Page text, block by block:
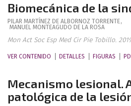
Biomecánica de la
PILAR MARTÍNEZ DE ALBORNOZ TORRENTE,
MANUEL MONTEAGUDO DE LA ROSA
Mon Act Soc Esp Med Cir Pie Tobillo.
VER CONTENIDO DETALLES FIGURAS
Mecanismo lesional.
patológica de la